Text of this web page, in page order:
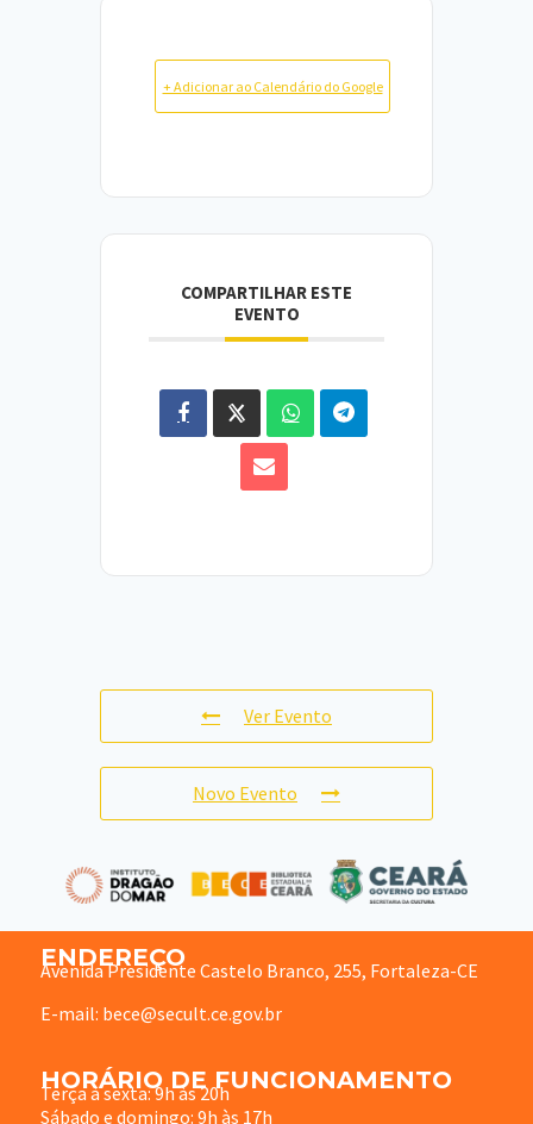
+ Adicionar ao Calendário do Google
COMPARTILHAR ESTE
EVENTO
Ver Evento
Novo Evento
ENDEREÇO
Avenida Presidente Castelo Branco, 255, Fortaleza-CE
E-mail: bece@secult.ce.gov.br
HORÁRIO DE FUNCIONAMENTO
Terça à sexta: 9h às 20h
Sábado e domingo: 9h às 17h